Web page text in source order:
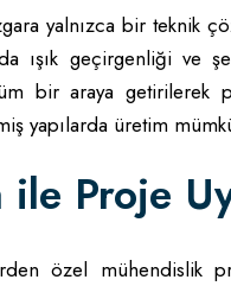
yalnızca bir teknik
ışık geçirgenliği ve
bir araya
yapılarda üretim
Proje
özel mühendislik